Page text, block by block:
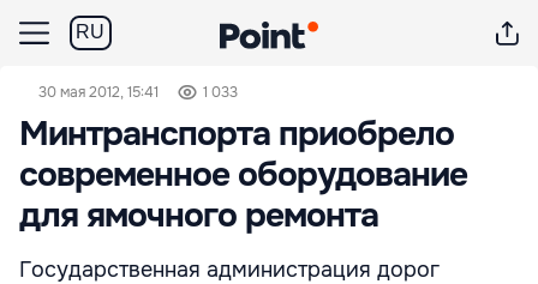
RU
30 мая 2012, 15:41 1 033
Минтранспорта приобрело
современное оборудование
для ямочного ремонта
Государственная администрация дорог